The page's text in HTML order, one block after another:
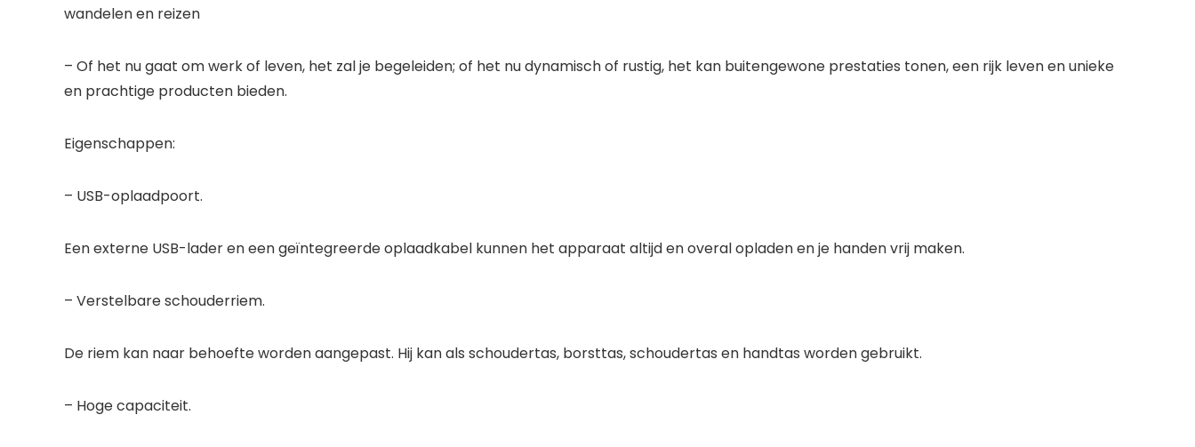
wandelen en reizen
– Of het nu gaat om werk of leven, het zal je begeleiden; of het nu dynamisch of rustig, het kan buitengewone prestaties tonen, een rijk leven en unieke
en prachtige producten bieden.
Eigenschappen:
– USB-oplaadpoort.
Een externe USB-lader en een geïntegreerde oplaadkabel kunnen het apparaat altijd en overal opladen en je handen vrij maken.
– Verstelbare schouderriem.
De riem kan naar behoefte worden aangepast. Hij kan als schoudertas, borsttas, schoudertas en handtas worden gebruikt.
– Hoge capaciteit.